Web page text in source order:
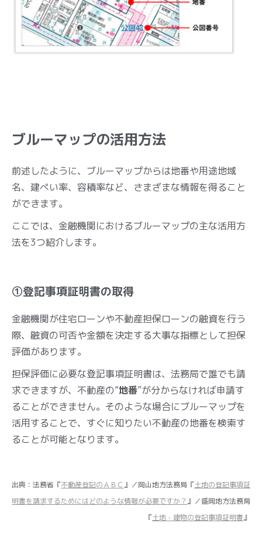
ブルーマップの活用方法
前述したように、ブルーマップからは地番や用途地域
名、建ぺい率、容積率など、さまざまな情報を得ること
ができます。
ここでは、金融機関におけるブルーマップの主な活用方
法を3つ紹介します。
①登記事項証明書の取得
金融機関が住宅ローンや不動産担保ローンの融資を行う
際、融資の可否や金額を決定する大事な指標として担保
評価があります。
担保評価に必要な登記事項証明書は、法務局で誰でも請
求できますが、不動産の“地番”が分からなければ申請す
ることができません。そのような場合にブルーマップを
活用することで、すぐに知りたい不動産の地番を検索す
ることが可能となります。
出典：法務省『不動産登記のＡＢＣ 』／岡山地方法務局『土地の登記事項証
明書を請求するためにはどのような情報が必要ですか？ 』／盛岡地方法務局
『土地・建物の登記事項証明書』